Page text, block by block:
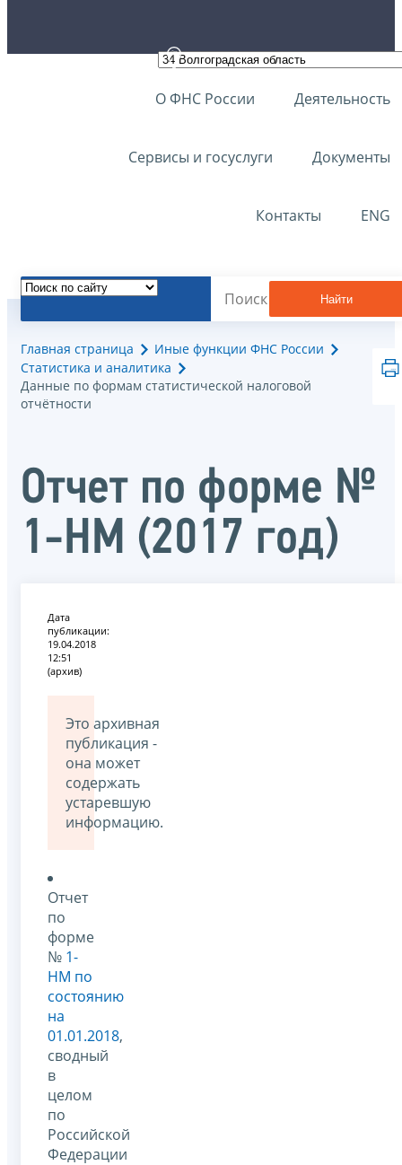
О ФНС России Деятельность
Сервисы и госуслуги Документы
Контакты ENG
Найти
Главная страница
Иные функции ФНС России
Статистика и аналитика
Данные по формам статистической налоговой
отчётности
Отчет по форме №
1-НМ (2017 год)
Дата
публикации:
19.04.2018
12:51
(архив)
Это архивная
публикация -
она может
содержать
устаревшую
информацию.
Отчет
по
форме
№ 1-
НМ по
состоянию
на
01.01.2018,
сводный
в
целом
по
Российской
Федерации